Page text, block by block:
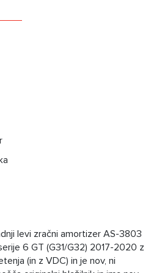
levi zračni amortizer AS-3803
6 GT (G31/G32) 2017-2020 z
(in z VDC) in je nov, ni